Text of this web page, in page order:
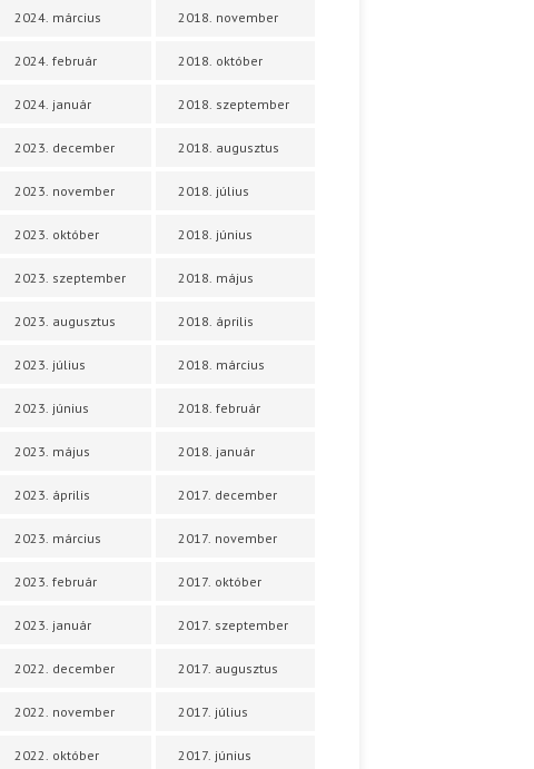
2024. március
2024. február
2024. január
2023. december
2023. november
2023. október
2023. szeptember
2023. augusztus
2023. július
2023. június
2023. május
2023. április
2023. március
2023. február
2023. január
2022. december
2022. november
2022. október
2018. november
2018. október
2018. szeptember
2018. augusztus
2018. július
2018. június
2018. május
2018. április
2018. március
2018. február
2018. január
2017. december
2017. november
2017. október
2017. szeptember
2017. augusztus
2017. július
2017. június